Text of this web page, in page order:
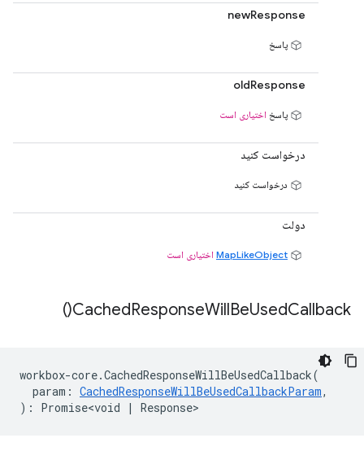
newResponse
پاسخ
oldResponse
پاسخ اختیاری است
درخواست کنید
درخواست کنید
دولت
MapLikeObject اختیاری است
CachedResponseWillBeUsedCallback(
)
workbox-core.CachedResponseWillBeUsedCallback(
param : CachedResponseWillBeUsedCallbackParam,
) : Promise<void | Response>